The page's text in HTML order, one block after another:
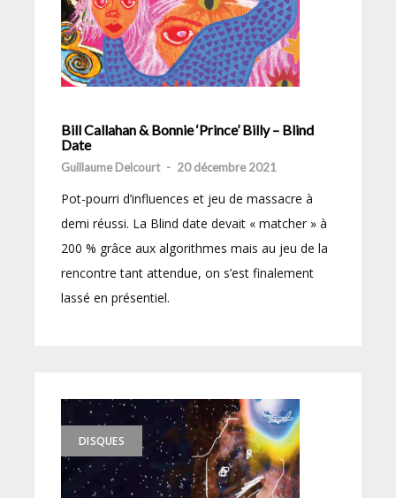
Bill Callahan & Bonnie ‘Prince’ Billy – Blind
Date
Guillaume Delcourt - 20 décembre 2021
Pot-pourri d’influences et jeu de massacre à
demi réussi. La Blind date devait « matcher » à
200 % grâce aux algorithmes mais au jeu de la
rencontre tant attendue, on s’est finalement
lassé en présentiel.
DISQUES